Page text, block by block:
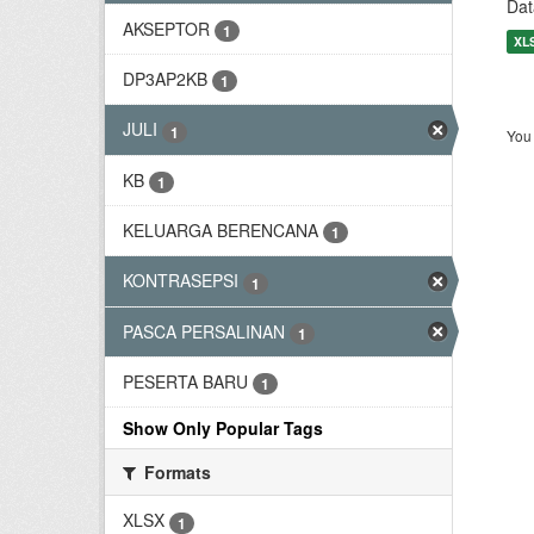
AKSEPTOR 1
DP3AP2KB 1
JULI 1
KB 1
KELUARGA BERENCANA 1
KONTRASEPSI 1
PASCA PERSALINAN 1
PESERTA BARU 1
Show Only Popular Tags
Formats
XLSX
1